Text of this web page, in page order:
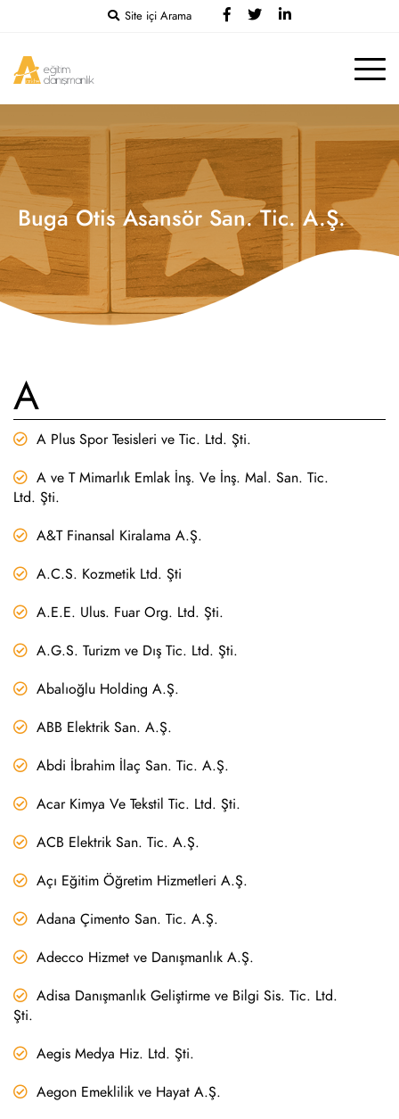
Site içi Arama
Buga Otis Asansör San. Tic. A.Ş.
A
A Plus Spor Tesisleri ve Tic. Ltd. Şti.
A ve T Mimarlık Emlak İnş. Ve İnş. Mal. San. Tic.
Ltd. Şti.
A&T Finansal Kiralama A.Ş.
A.C.S. Kozmetik Ltd. Şti
A.E.E. Ulus. Fuar Org. Ltd. Şti.
A.G.S. Turizm ve Dış Tic. Ltd. Şti.
Abalıoğlu Holding A.Ş.
ABB Elektrik San. A.Ş.
Abdi İbrahim İlaç San. Tic. A.Ş.
Acar Kimya Ve Tekstil Tic. Ltd. Şti.
ACB Elektrik San. Tic. A.Ş.
Açı Eğitim Öğretim Hizmetleri A.Ş.
Adana Çimento San. Tic. A.Ş.
Adecco Hizmet ve Danışmanlık A.Ş.
Adisa Danışmanlık Geliştirme ve Bilgi Sis. Tic. Ltd.
Şti.
Aegis Medya Hiz. Ltd. Şti.
Aegon Emeklilik ve Hayat A.Ş.